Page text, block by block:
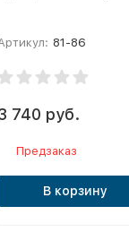
81-86
740 руб.
Предзаказ
В корзину